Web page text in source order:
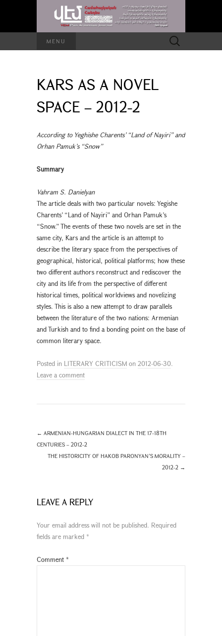
MENU
Search
for:
KARS AS A NOVEL
SPACE – 2012-2
According to Yeghishe Charents’ “Land of Nayiri” and
Orhan Pamuk’s “Snow”
Summary
Vahram S. Danielyan
The article deals with two particular novels: Yegishe
Charents’ “Land of Nayiri” and Orhan Pamuk’s
“Snow.” The events of these two novels are set in the
same city, Kars and the article is an attempt to
describe the literary space from the perspectives of
geographical, historical, political platforms; how these
two different authors reconstruct and rediscover the
city and its life from the perspective of different
historical times, political worldviews and novelizing
styles. This is also a new attempt to draw parallels
between the literature of the two nations: Armenian
and Turkish and to find a bonding point on the base of
common literary space.
Posted in LITERARY CRITICISM on 2012-06-30.
Leave a comment
← ARMENIAN-HUNGARIAN DIALECT IN THE 17-18TH
CENTURIES – 2012-2
THE HISTORICITY OF HAKOB PARONYAN’S MORALITY –
2012-2 →
LEAVE A REPLY
Your email address will not be published. Required
fields are marked *
Comment *